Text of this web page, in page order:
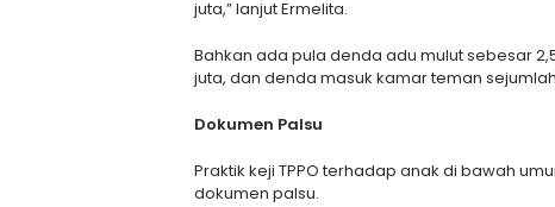
juta,” lanjut Ermelita.
Bahkan ada pula denda adu mulut sebesar
juta, dan denda masuk kamar teman sejumlah
Dokumen Palsu
Praktik keji TPPO terhadap anak di bawah
dokumen palsu.